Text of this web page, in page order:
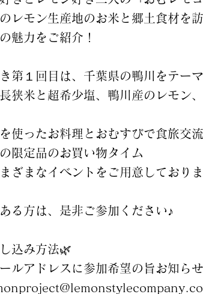
レモン生産地のお米と郷土食材を訪
魅力をご紹介！
第１回目は、千葉県の鴨川をテーマ
狭米と超希少塩、鴨川産のレモン
使ったお料理とおむすびで食旅交流
限定品のお買い物タイム
ざまなイベントをご用意しておりま
る方は、是非ご参加ください♪
込み方法🌿
ールアドレスに参加希望の旨お知ら